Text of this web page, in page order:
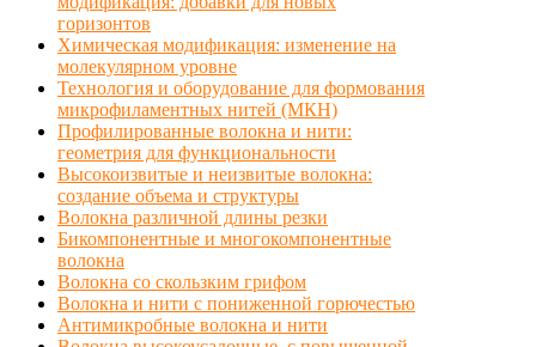
горизонтов
Химическая модификация: изменение на
молекулярном уровне
Технология и оборудование для формования
микрофиламентных нитей (МКН)
Профилированные волокна и нити:
геометрия для функциональности
Высокоизвитые и неизвитые волокна:
создание объема и структуры
Волокна различной длины резки
Бикомпонентные и многокомпонентные
волокна
Волокна со скользким грифом
Волокна и нити с пониженной горючестью
Антимикробные волокна и нити